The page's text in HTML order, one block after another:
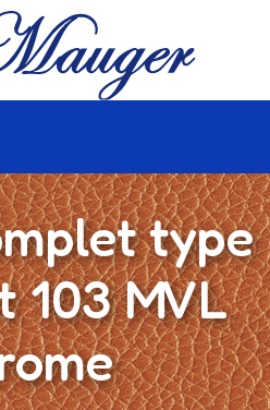
type
103 MVL